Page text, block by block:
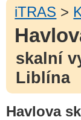
iTRAS >
skalní
Liblína
Havlova